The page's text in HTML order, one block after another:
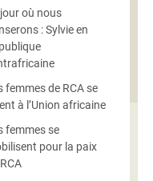
où nous
: Sylvie en
femmes de RCA se
à l’Union africaine
femmes se
pour la paix